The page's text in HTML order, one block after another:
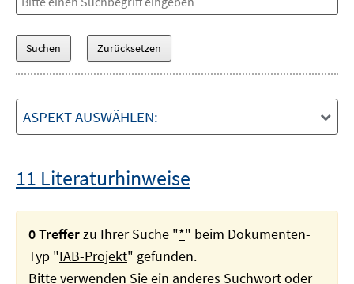
ASPEKT AUSWÄHLEN:
11 Literaturhinweise
0 Trefferzu Ihrer Suche "*" beim Dokumenten-
Typ "IAB-Projekt" gefunden.
Bitte verwenden Sie ein anderes Suchwort oder